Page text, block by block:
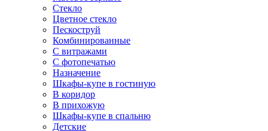
Стекло
Цветное стекло
Пескоструй
Комбинированные
С витражами
С фотопечатью
Назначение
Шкафы-купе в гостиную
В коридор
В прихожую
Шкафы-купе в спальню
Детские